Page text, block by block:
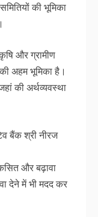
की भूमिका
और ग्रामीण
अहम भूमिका है।
की अर्थव्यवस्था
बैंक श्री नीरज
और बढ़ावा
देने में भी मदद कर